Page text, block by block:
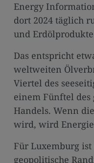
Energy
dort 2024 täglich
und
Das entspricht
weltweiten
Viertel des
einem Fünftel des
Handels. Wenn
wird, wird
Für Luxemburg
geopolitische